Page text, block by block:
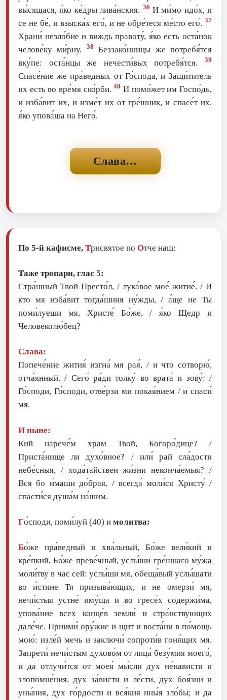
вы́сящася, я́ко ке́дры лива́нския. 36 И ми́мо идо́х, и
се не бе́, и взыска́х eго́, и не обре́теся ме́сто eго́. 37
Храни́ незло́бие и виждь правоту́, я́ко есть оста́нок
челове́ку ми́рну.
38
Беззако́нницы же потребя́тся
вку́пе: оста́нцы же нечести́вых потребя́тся.
39
Спасе́ние же пра́ведных от Го́спода, и Защи́титель
их есть во вре́мя ско́рби.40 И помо́жет им Госпо́дь,
и изба́вит их, и изме́т их от гре́шник, и спасе́т их,
я́ко упова́ша на Него́.
Слава…
По 5-й кафисме, Трисвятое по Отче наш:
Таже тропари, глас 5:
Стра́шный Твой Престо́л, / лука́вое мое́ житие́. / И
кто мя изба́вит тогда́шния ну́жды, / а́ще не Ты
поми́луеши мя, Христе́ Бо́же, / я́ко Щедр и
Человеколю́бец?
Слава:
Попече́ние жития́ изгна́ мя рая́, / и что сотворю́,
отча́янный. / Сего́ ра́ди толку́ во врата́ и зову́: /
Го́споди, Го́споди, отве́рзи ми покая́нием / и спаси́
мя.
И ныне:
Кий нарече́м храм Твой, Богоро́дице? /
Приста́нище ли духо́вное? / или́ рай сла́дости
небе́сныя, / хода́тайствен жи́зни неконча́емыя? /
Вся бо и́маши до́брая, / всегда́ моли́ся Христу́ /
спасти́ся душа́м на́шим.
Го́споди, поми́луй (40) и молитва:
Бо́же пра́ведный и хва́льный, Бо́же вели́кий и
кре́пкий, Бо́же преве́чный, услы́ши гре́шнаго му́жа
моли́тву в час сей: услы́ши мя, обеща́вый услы́шати
во и́стине Тя призыва́ющих, и не омерзи́ мя,
нечи́стыя устне́ иму́ща и во гресе́х содержи́ма,
упова́ние всех конце́в земли́ и стра́нствующих
дале́че. Приими́ ору́жие и щит и воста́ни в по́мощь
мою́: изле́й мечь и заключи́ сопроти́в гоня́щих мя.
Запрети́ нечи́стым духово́м от лица́ безу́мия моего́,
и да отлучи́тся от моея́ мы́сли дух не́нависти и
злопомне́ния, дух за́висти и ле́сти, дух боя́зни и
уны́ния, дух го́рдости и вся́кия ины́я зло́бы; и да